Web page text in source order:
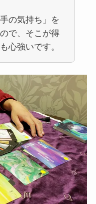
の気持ち」を
で、そこが得
心強いです。